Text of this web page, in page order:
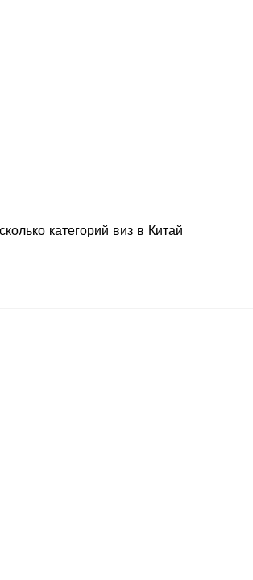
категорий виз в Китай